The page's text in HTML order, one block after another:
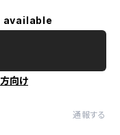
向け
通報する